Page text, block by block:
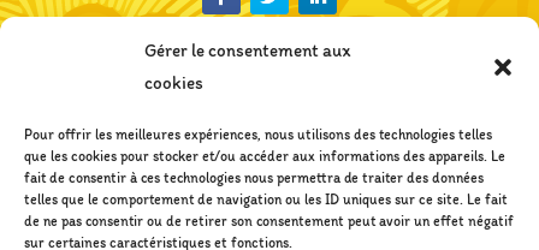
Gérer le consentement aux
cookies
Pour offrir les meilleures expériences, nous utilisons des technologies telles
que les cookies pour stocker et/ou accéder aux informations des appareils. Le
fait de consentir à ces technologies nous permettra de traiter des données
telles que le comportement de navigation ou les ID uniques sur ce site. Le fait
de ne pas consentir ou de retirer son consentement peut avoir un effet négatif
sur certaines caractéristiques et fonctions.